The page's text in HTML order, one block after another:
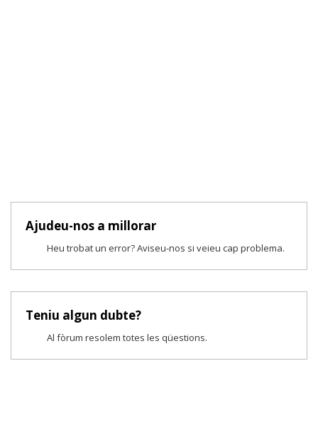
Ajudeu-nos a millorar
Heu trobat un error? Aviseu-nos si veieu cap problema.
Teniu algun dubte?
Al fòrum resolem totes les qüestions.